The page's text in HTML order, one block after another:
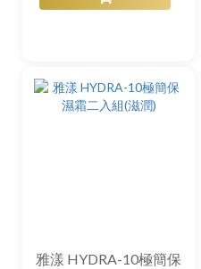
雅漾 HYDRA-10極簡保